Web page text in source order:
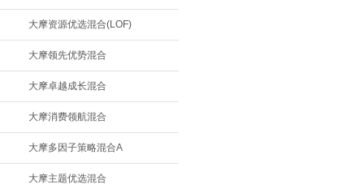
大摩资源优选混合(LOF)
大摩领先优势混合
大摩卓越成长混合
大摩消费领航混合
大摩多因子策略混合A
大摩主题优选混合